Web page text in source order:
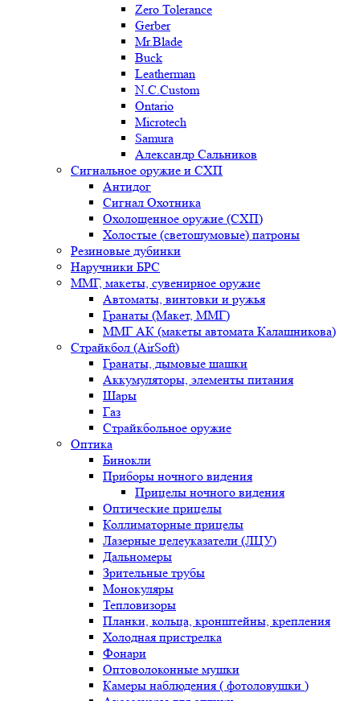
Zero Tolerance
Gerber
Mr.Blade
Buck
Leatherman
N.C.Custom
Ontario
Microtech
Samura
Александр Сальников
Сигнальное оружие и СХП
Антидог
Сигнал Охотника
Охолощенное оружие (СХП)
Холостые (светошумовые) патроны
Резиновые дубинки
Наручники БРС
ММГ, макеты, сувенирное оружие
Автоматы, винтовки и ружья
Гранаты (Макет, ММГ)
ММГ АК (макеты автомата Калашникова)
Страйкбол (AirSoft)
Гранаты, дымовые шашки
Аккумуляторы, элементы питания
Шары
Газ
Страйкбольное оружие
Оптика
Бинокли
Приборы ночного видения
Прицелы ночного видения
Оптические прицелы
Коллиматорные прицелы
Лазерные целеуказатели (ЛЦУ)
Дальномеры
Зрительные трубы
Монокуляры
Тепловизоры
Планки, кольца, кронштейны, крепления
Холодная пристрелка
Фонари
Оптоволоконные мушки
Камеры наблюдения ( фотоловушки )